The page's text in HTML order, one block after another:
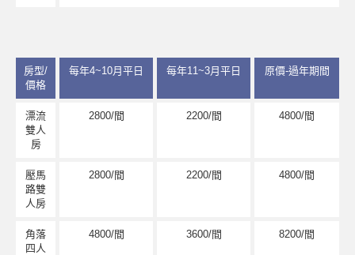
房型/
價格
每年4~10月平日 每年11~3月平日 原價-過年期間
漂流
雙人
房
2800/間 2200/間 4800/間
壓馬
路雙
人房
2800/間 2200/間 4800/間
角落
四人
4800/間 3600/間 8200/間